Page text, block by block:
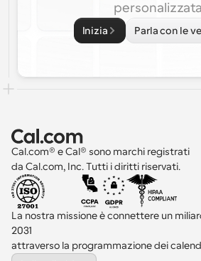
Inizia Parla con le
Cal.com® e Cal® sono marchi registrati
da Cal.com, Inc. Tutti i diritti riservati.
La nostra missione è connettere un
2031
attraverso la programmazione dei
Select Language